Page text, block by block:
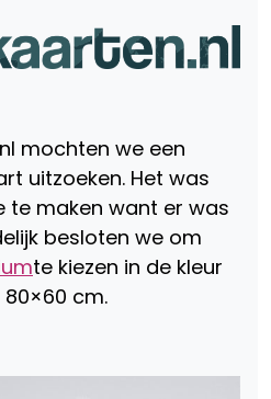
mochten we een
uitzoeken. Het was
te maken want er was
besloten we om
te kiezen in de kleur
cm.